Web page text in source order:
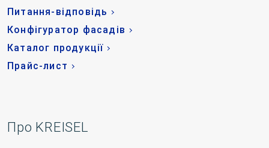
Питання-відповідь
Конфігуратор фасадів
Каталог продукції
Прайс-лист
Про KREISEL